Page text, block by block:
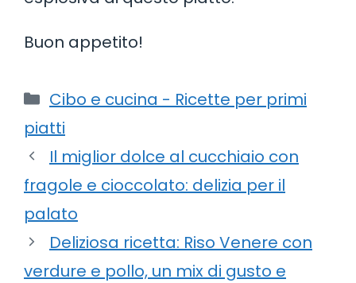
Buon appetito!
Categorie
Cibo e cucina - Ricette per primi
piatti
Il miglior dolce al cucchiaio con
fragole e cioccolato: delizia per il
palato
Deliziosa ricetta: Riso Venere con
verdure e pollo, un mix di gusto e